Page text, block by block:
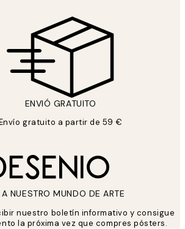
ENVIÓ GRATUITO
gratuito a partir de 59 €
NUESTRO MUNDO DE ARTE
nuestro boletín informativo y consigue
la próxima vez que compres pósters.